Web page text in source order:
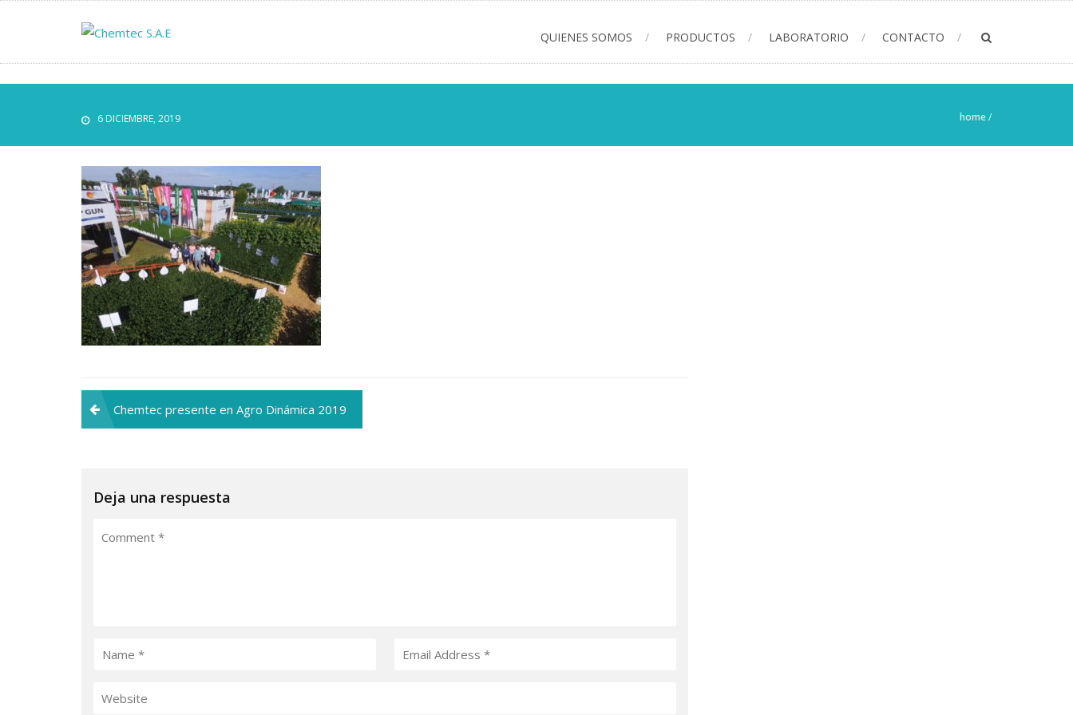
QUIENES SOMOS PRODUCTOS LABORATORIO CONTACTO
6 DICIEMBRE, 2019 home/
Navegación
de
Chemtec presente en Agro Dinámica 2019
Deja una respuesta